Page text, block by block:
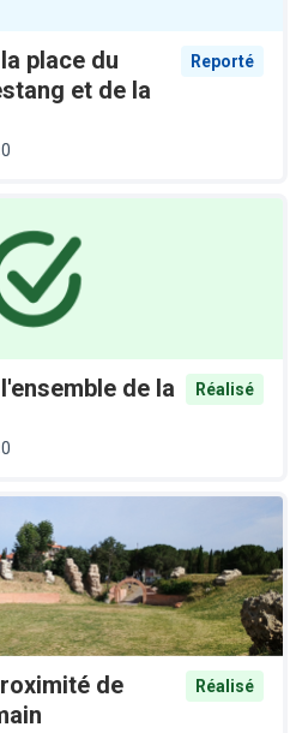
place du
et de la
Reporté
0
de la
Réalisé
0
de
Réalisé